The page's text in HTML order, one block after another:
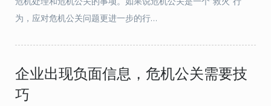
为，应对危机公关问题更进一步的行…
企业出现负面信息，危机公关需要技
巧